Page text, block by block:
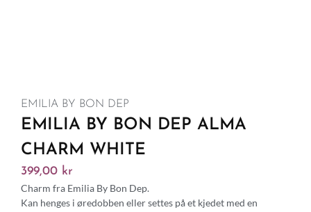
EMILIA BY BON DEP
EMILIA BY BON DEP ALMA
CHARM WHITE
399,00 kr
Charm fra Emilia By Bon Dep.
Kan henges i øredobben eller settes på et kjedet med en